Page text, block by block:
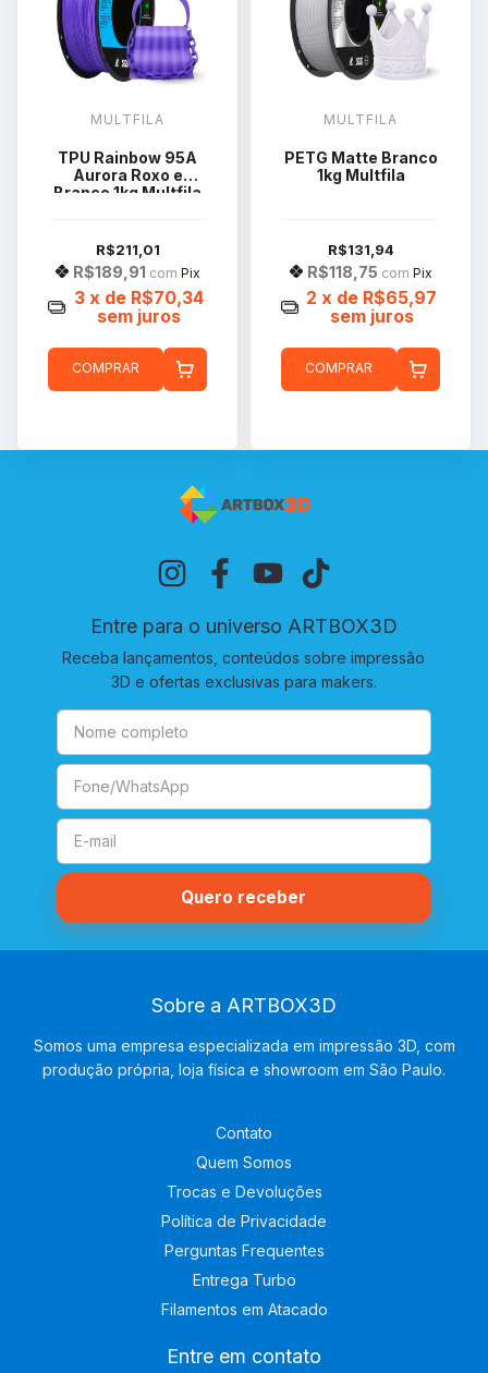
MULTFILA
TPU Rainbow 95A
Aurora Roxo e
Branco 1kg Multfila
R$211,01
R$189,91 com Pix
3 x de R$70,34
sem juros
COMPRAR
MULTFILA
PETG Matte Branco
1kg Multfila
R$131,94
R$118,75 com Pix
2 x de R$65,97
sem juros
COMPRAR
Entre para o universo ARTBOX3D
Receba lançamentos, conteúdos sobre impressão
3D e ofertas exclusivas para makers.
Sobre a ARTBOX3D
Somos uma empresa especializada em impressão 3D, com
produção própria, loja física e showroom em São Paulo.
Contato
Quem Somos
Trocas e Devoluções
Política de Privacidade
Perguntas Frequentes
Entrega Turbo
Filamentos em Atacado
Entre em contato